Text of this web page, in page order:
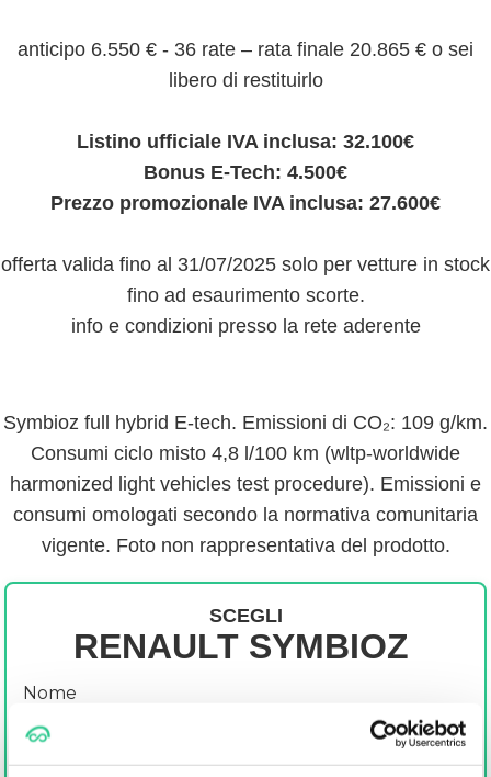
anticipo 6.550 € - 36 rate – rata finale 20.865 € o sei
libero di restituirlo
Listino ufficiale IVA inclusa: 32.100€
Bonus E-Tech: 4.500€
Prezzo promozionale IVA inclusa: 27.600€
offerta valida fino al 31/07/2025 solo per vetture in stock
fino ad esaurimento scorte.
info e condizioni presso la rete aderente
Symbioz full hybrid E-tech. Emissioni di CO₂: 109 g/km.
Consumi ciclo misto 4,8 l/100 km (wltp-worldwide
harmonized light vehicles test procedure). Emissioni e
consumi omologati secondo la normativa comunitaria
vigente. Foto non rappresentativa del prodotto.
SCEGLI
RENAULT SYMBIOZ
Nome
Cognome